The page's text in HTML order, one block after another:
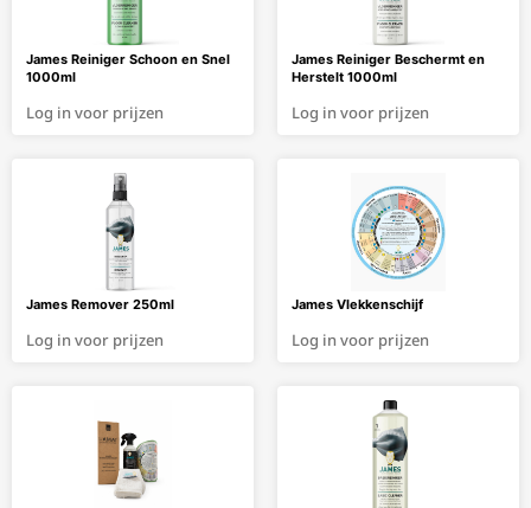
James Reiniger Schoon en Snel
1000ml
Log in voor prijzen
James Reiniger Beschermt en
Herstelt 1000ml
Log in voor prijzen
James Remover 250ml
Log in voor prijzen
James Vlekkenschijf
Log in voor prijzen